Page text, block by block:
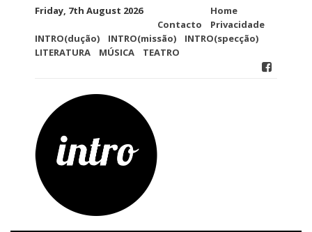
Friday, 7th August 2026
Contacto
Home
Privacidade
INTRO(dução)
INTRO(missão)
INTRO(specção)
LITERATURA
MÚSICA TEATRO